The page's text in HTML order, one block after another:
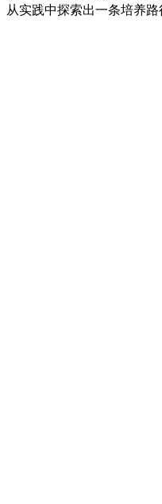
从实践中探索出一条培养